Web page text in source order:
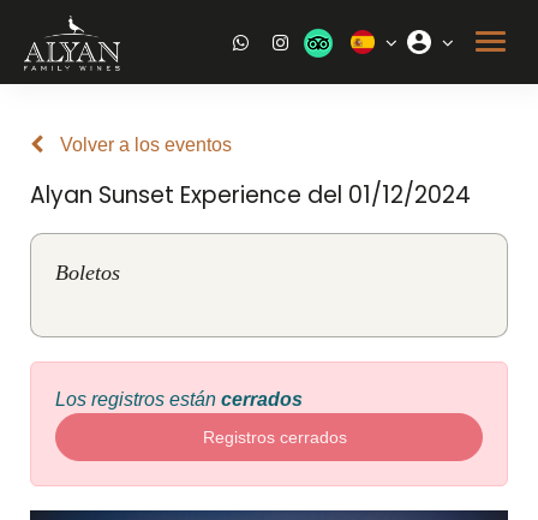
Volver a los eventos
Alyan Sunset Experience del 01/12/2024
Boletos
Los registros están cerrados
Registros cerrados